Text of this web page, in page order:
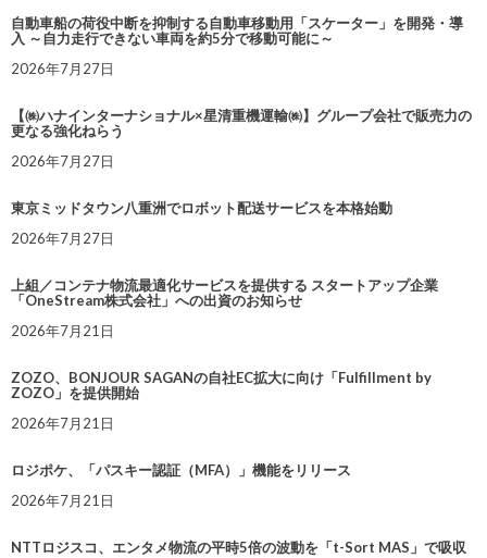
自動車船の荷役中断を抑制する自動車移動用「スケーター」を開発・導
入 ～自力走行できない車両を約5分で移動可能に～
2026年7月27日
【㈱ハナインターナショナル×星清重機運輸㈱】グループ会社で販売力の
更なる強化ねらう
2026年7月27日
東京ミッドタウン八重洲でロボット配送サービスを本格始動
2026年7月27日
上組／コンテナ物流最適化サービスを提供する スタートアップ企業
「OneStream株式会社」への出資のお知らせ
2026年7月21日
ZOZO、BONJOUR SAGANの自社EC拡大に向け「Fulfillment by
ZOZO」を提供開始
2026年7月21日
ロジポケ、「パスキー認証（MFA）」機能をリリース
2026年7月21日
NTTロジスコ、エンタメ物流の平時5倍の波動を「t-Sort MAS」で吸収